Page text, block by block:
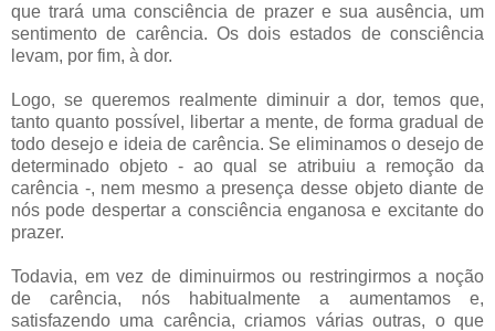
que trará uma consciência de prazer e sua ausência, um
sentimento de carência. Os dois estados de consciência
levam, por fim, à dor.
Logo, se queremos realmente diminuir a dor, temos que,
tanto quanto possível, libertar a mente, de forma gradual de
todo desejo e ideia de carência. Se eliminamos o desejo de
determinado objeto - ao qual se atribuiu a remoção da
carência -, nem mesmo a presença desse objeto diante de
nós pode despertar a consciência enganosa e excitante do
prazer.
Todavia, em vez de diminuirmos ou restringirmos a noção
de carência, nós habitualmente a aumentamos e,
satisfazendo uma carência, criamos várias outras, o que